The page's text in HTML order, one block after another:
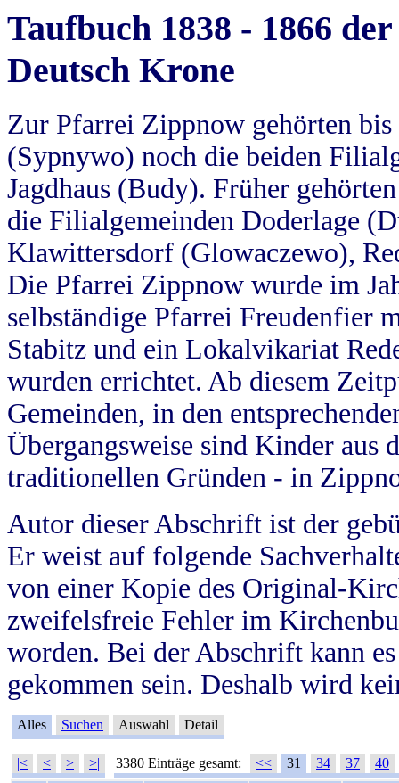
Taufbuch 1838 - 1866
Deutsch Krone
Zur Pfarrei Zippnow gehörten
(Sypnywo) noch die beiden
Jagdhaus (Budy). Früher
die Filialgemeinden Doderlage
Klawittersdorf (Glowaczewo),
Die Pfarrei Zippnow wurde im
selbständige Pfarrei Freudenfier
Stabitz und ein Lokalvikariat
wurden errichtet. Ab diesem
Gemeinden, in den
Übergangsweise sind Kinder aus
traditionellen Gründen - in
Autor dieser Abschrift ist der
Er weist auf folgende
von einer Kopie des Original-
zweifelsfreie Fehler im
worden. Bei der Abschrift kann
gekommen sein. Deshalb wird
Alles Suchen Auswahl Detail
|< < > >| 3380 Einträge gesamt: << 31 34 37
40